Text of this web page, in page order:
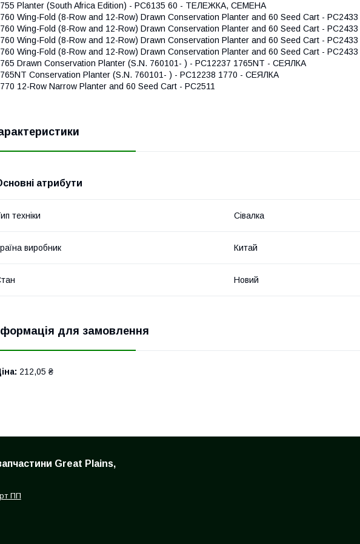
Planter (South Africa Edition) - PC6135 60 - ТЕЛЕЖКА, СЕМЕНА
Wing-Fold (8-Row and 12-Row) Drawn Conservation Planter and 60 Seed Cart - PC2433
Wing-Fold (8-Row and 12-Row) Drawn Conservation Planter and 60 Seed Cart - PC2433
Wing-Fold (8-Row and 12-Row) Drawn Conservation Planter and 60 Seed Cart - PC2433
Wing-Fold (8-Row and 12-Row) Drawn Conservation Planter and 60 Seed Cart - PC2433
Drawn Conservation Planter (S.N. 760101- ) - PC12237 1765NT - СЕЯЛКА
Conservation Planter (S.N. 760101- ) - PC12238 1770 - СЕЯЛКА
12-Row Narrow Planter and 60 Seed Cart - PC2511
атрибути
техніки Сівалка
виробник Китай
Новий
для замовлення
212,05 ₴
Great Plains,
ПП